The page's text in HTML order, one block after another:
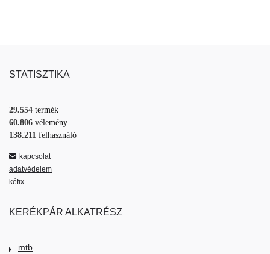
STATISZTIKA
29.554 termék
60.806 vélemény
138.211 felhasználó
kapcsolat
adatvédelem
kéfix
KERÉKPÁR ALKATRÉSZ
mtb